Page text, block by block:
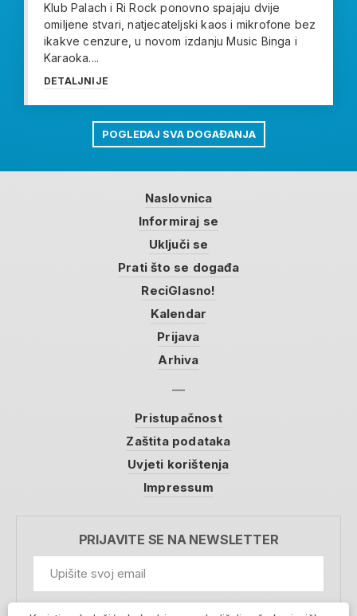
Klub Palach i Ri Rock ponovno spajaju dvije
omiljene stvari, natjecateljski kaos i mikrofone bez
ikakve cenzure, u novom izdanju Music Binga i
Karaoka....
DETALJNIJE
POGLEDAJ SVA DOGAĐANJA
Naslovnica
Informiraj se
Uključi se
Prati što se događa
ReciGlasno!
Kalendar
Prijava
Arhiva
Pristupačnost
Zaštita podataka
Uvjeti korištenja
Impressum
PRIJAVITE SE NA NEWSLETTER